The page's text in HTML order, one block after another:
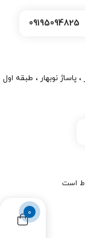
0
09195094825
پاساژ نوبهار ، طبقه اول
است